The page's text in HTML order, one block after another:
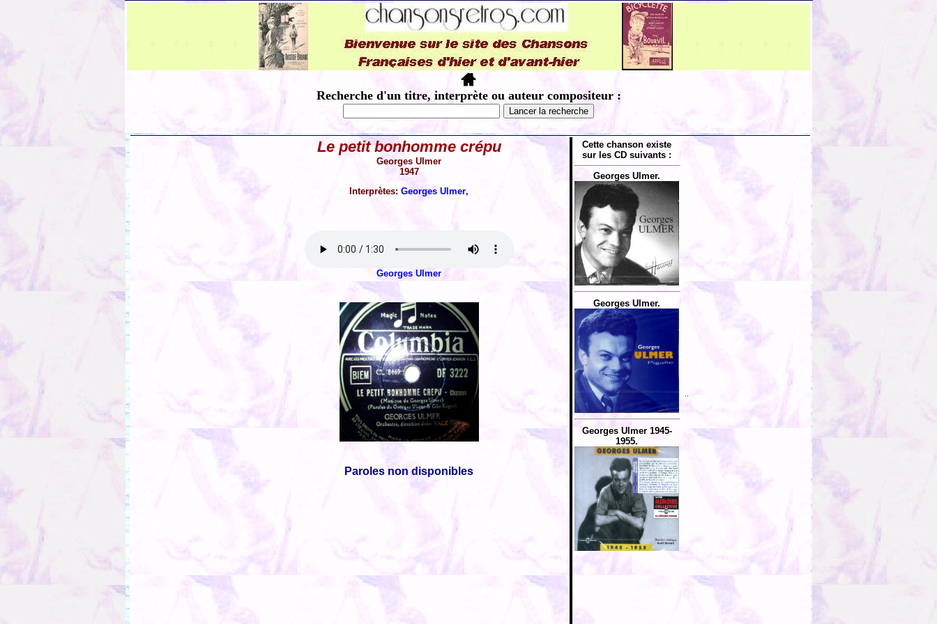
Recherche d'un titre, interprète ou auteur compositeur :
Le petit bonhomme crépu
Georges Ulmer
1947
Interprètes: Georges Ulmer,
Georges Ulmer
Paroles non disponibles
Cette chanson existe
sur les CD suivants :
Georges Ulmer.
Georges Ulmer.
Georges Ulmer 1945-
1955.